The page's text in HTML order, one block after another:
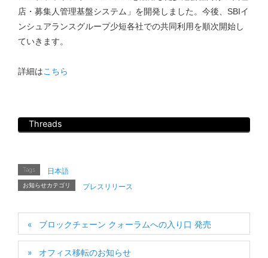
店・募集人管理基盤システム」を開発しました。今後、SBIイ
ンシュアランスグループ少短各社での共同利用を順次開始し
ていきます。
詳細はこちら
Threads
Tags 日本語
お知らせカテゴリ プレスリリース
ブロックチェーン クォーラムへの入り口 発売
オフィス移転のお知らせ